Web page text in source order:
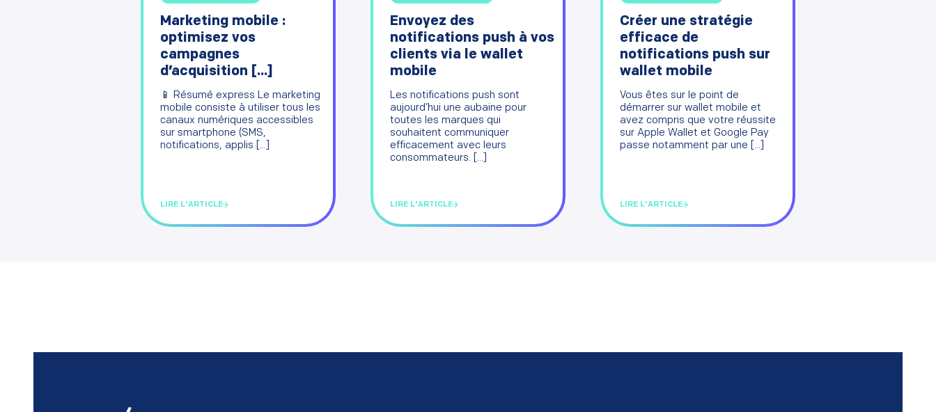
Marketing mobile :
optimisez vos
campagnes
d’acquisition [...]
📱 Résumé express Le marketing
mobile consiste à utiliser tous les
canaux numériques accessibles
sur smartphone (SMS,
notifications, applis [...]
LIRE L'ARTICLE
Envoyez des
notifications push à vos
clients via le wallet
mobile
Les notifications push sont
aujourd’hui une aubaine pour
toutes les marques qui
souhaitent communiquer
efficacement avec leurs
consommateurs. [...]
LIRE L'ARTICLE
Créer une stratégie
efficace de
notifications push sur
wallet mobile
Vous êtes sur le point de
démarrer sur wallet mobile et
avez compris que votre réussite
sur Apple Wallet et Google Pay
passe notamment par une [...]
LIRE L'ARTICLE